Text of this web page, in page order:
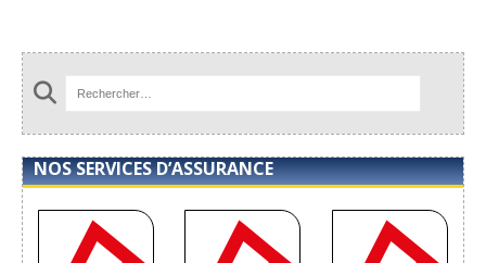
NOS SERVICES D’ASSURANCE